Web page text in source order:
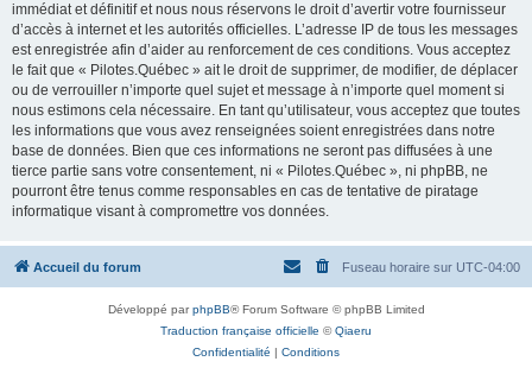
immédiat et définitif et nous nous réservons le droit d’avertir votre fournisseur
d’accès à internet et les autorités officielles. L’adresse IP de tous les messages
est enregistrée afin d’aider au renforcement de ces conditions. Vous acceptez
le fait que « Pilotes.Québec » ait le droit de supprimer, de modifier, de déplacer
ou de verrouiller n’importe quel sujet et message à n’importe quel moment si
nous estimons cela nécessaire. En tant qu’utilisateur, vous acceptez que toutes
les informations que vous avez renseignées soient enregistrées dans notre
base de données. Bien que ces informations ne seront pas diffusées à une
tierce partie sans votre consentement, ni « Pilotes.Québec », ni phpBB, ne
pourront être tenus comme responsables en cas de tentative de piratage
informatique visant à compromettre vos données.
Accueil du forum Fuseau horaire sur UTC-04:00
Développé parphpBB® Forum Software © phpBB Limited
Traduction française officielle ©Qiaeru
Confidentialité | Conditions